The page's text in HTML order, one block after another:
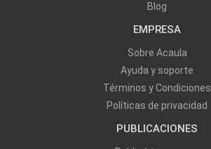
Blog
EMPRESA
Sobre Acaula
Ayuda y soporte
Términos y Condiciones
Políticas de privacidad
PUBLICACIONES